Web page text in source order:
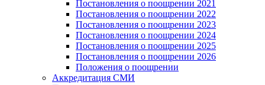
Постановления о поощрении 2021
Постановления о поощрении 2022
Постановления о поощрении 2023
Постановления о поощрении 2024
Постановления о поощрении 2025
Постановления о поощрении 2026
Положения о поощрении
Аккредитация СМИ